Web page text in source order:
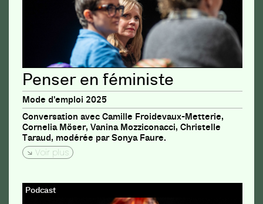
Penser en féministe
Mode d'emploi 2025
Conversation avec Camille Froidevaux-Metterie,
Cornelia Möser, Vanina Mozziconacci, Christelle
Taraud, modérée par Sonya Faure.
Voir plus
Podcast